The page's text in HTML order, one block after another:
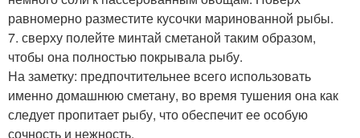
равномерно разместите кусочки маринованной рыбы.
7. сверху полейте минтай сметаной таким образом,
чтобы она полностью покрывала рыбу.
На заметку: предпочтительнее всего использовать
именно домашнюю сметану, во время тушения она как
следует пропитает рыбу, что обеспечит ее особую
сочность и нежность.